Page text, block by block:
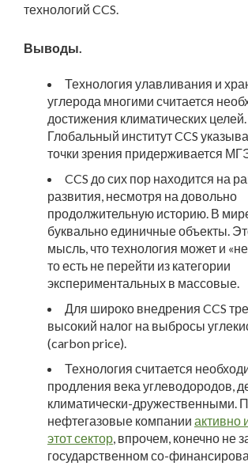
технологий CCS.
Выводы.
Технология улавливания и
углерода многими считается
достижения климатических
Глобальный институт CCS
точки зрения придерживается
CCS до сих пор находится на
развития, несмотря на довольно
продолжительную историю. В
буквально единичные объекты.
мысль, что технология может и
то есть не перейти из категории
экспериментальных в массовые.
Для широко внедрения CCS
высокий налог на выбросы
(carbon price).
Технология считается
продления века углеводородов,
климатически-дружественными.
нефтегазовые компании активно
этот сектор, впрочем, конечно не
государственном со-